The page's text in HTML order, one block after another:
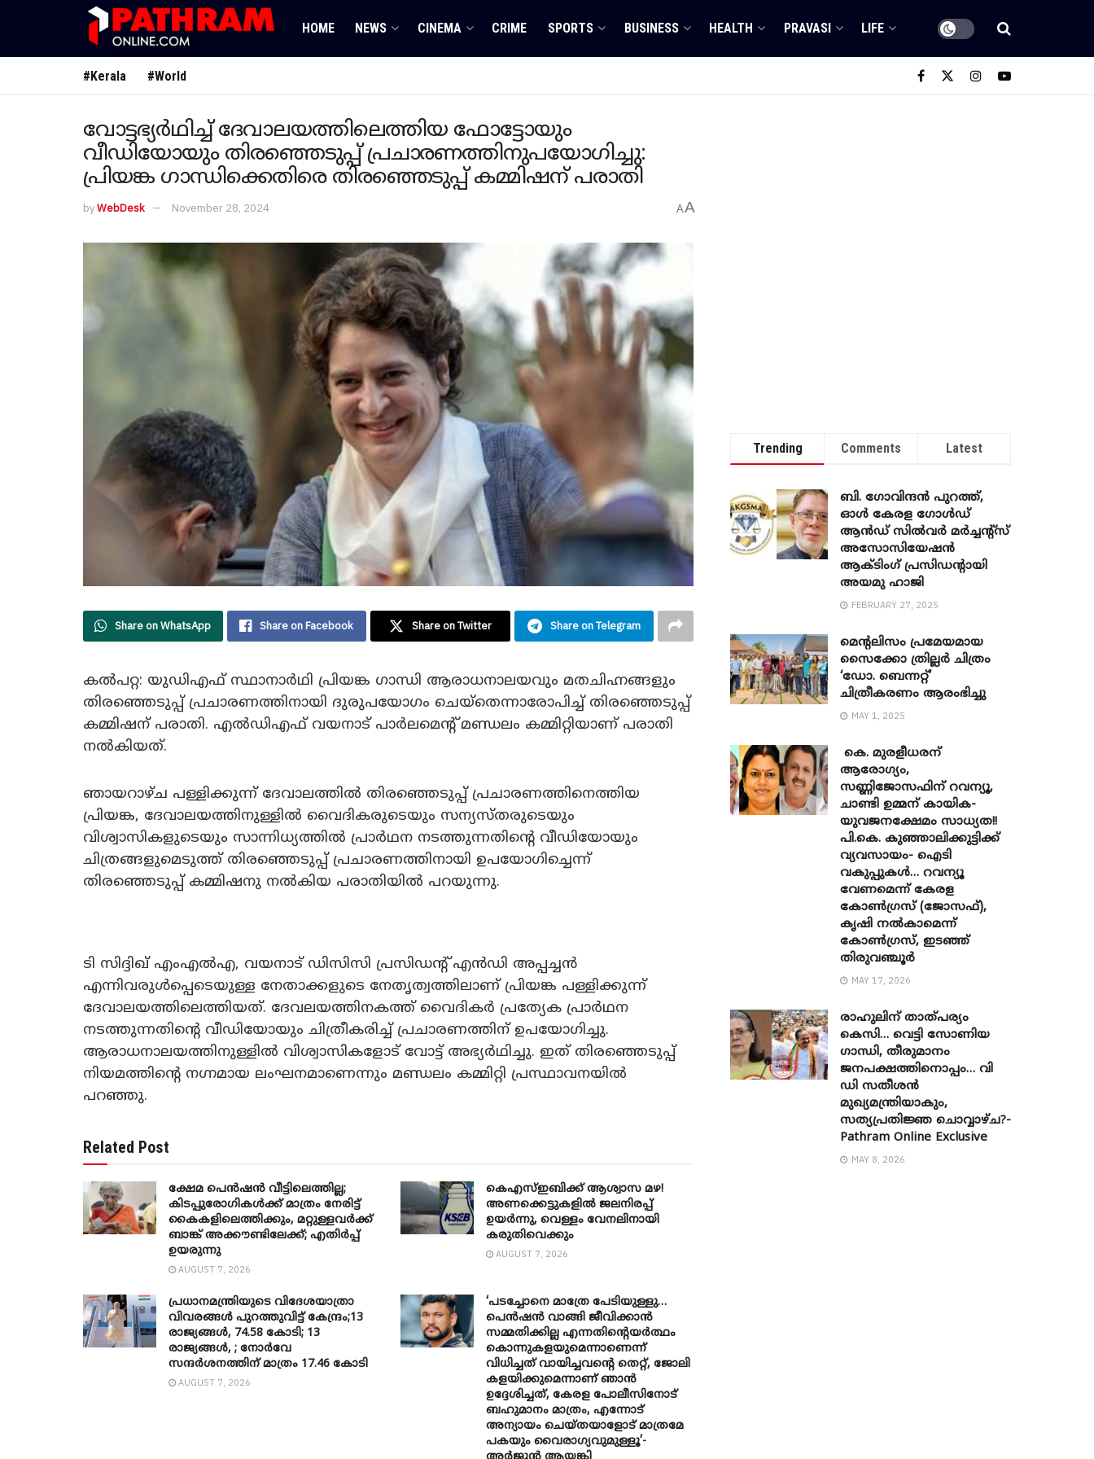
HOME NEWS CINEMA CRIME SPORTS BUSINESS HEALTH PRAVASI LIFE
#Kerala #World
വോട്ടഭ്യർഥിച്ച് ദേവാലയത്തിലെത്തിയ ഫോട്ടോയും
വീഡിയോയും തിരഞ്ഞെടുപ്പ് പ്രചാരണത്തിനുപയോ​ഗിച്ചു:
പ്രിയങ്ക ​ഗാന്ധിക്കെതിരെ തിരഞ്ഞെടുപ്പ് കമ്മിഷന് പരാതി
byWebDesk November 28, 2024 AA
Share on WhatsApp Share on Facebook Share on Twitter Share on Telegram
കൽപറ്റ: യുഡിഎഫ്‌ സ്ഥാനാർഥി പ്രിയങ്ക ഗാന്ധി ആരാധനാലയവും മതചിഹ്നങ്ങളും
തിരഞ്ഞെടുപ്പ്‌ പ്രചാരണത്തിനായി ദുരുപയോ​ഗം ചെയ്തെന്നാരോപിച്ച് തിരഞ്ഞെടുപ്പ്
കമ്മിഷന് പരാതി. എൽഡിഎഫ്‌ വയനാട്‌ പാർലമെന്റ്‌ മണ്ഡലം കമ്മിറ്റിയാണ് പരാതി
നൽകിയത്.
ഞായറാഴ്ച പള്ളിക്കുന്ന്‌ ദേവാലത്തിൽ തിരഞ്ഞെടുപ്പ്‌ പ്രചാരണത്തിനെത്തിയ
പ്രിയങ്ക, ദേവാലയത്തിനുള്ളിൽ വൈദികരുടെയും സന്യസ്‌തരുടെയും
വിശ്വാസികളുടെയും സാന്നിധ്യത്തിൽ പ്രാർഥന നടത്തുന്നതിന്റെ വീഡിയോയും
ചിത്രങ്ങളുമെടുത്ത്‌ തിരഞ്ഞെടുപ്പ്‌ പ്രചാരണത്തിനായി ഉപയോഗിച്ചെന്ന്
തിരഞ്ഞെടുപ്പ് കമ്മിഷനു നൽകിയ പരാതിയിൽ പറയുന്നു.
ടി സിദ്ദിഖ്‌ എംഎൽഎ, വയനാട്‌ ഡിസിസി പ്രസിഡന്റ്‌ എൻഡി അപ്പച്ചൻ
എന്നിവരുൾപ്പെടെയുള്ള നേതാക്കളുടെ നേതൃത്വത്തിലാണ് പ്രിയങ്ക പള്ളിക്കുന്ന്‌
ദേവാലയത്തിലെത്തിയത്‌. ദേവലയത്തിനകത്ത്‌ വൈദികർ പ്രത്യേക പ്രാർഥന
നടത്തുന്നതിന്റെ വീഡിയോയും ചിത്രീകരിച്ച്‌ പ്രചാരണത്തിന്‌ ഉപയോഗിച്ചു.
ആരാധനാലയത്തിനുള്ളിൽ വിശ്വാസികളോട്‌ വോട്ട്‌ അഭ്യർഥിച്ചു. ഇത് തിരഞ്ഞെടുപ്പ്
നിയമത്തിന്റെ നഗ്നമായ ലംഘനമാണെന്നും മണ്ഡലം കമ്മിറ്റി പ്രസ്ഥാവനയിൽ
പറഞ്ഞു.
Related Post
ക്ഷേമ പെൻഷൻ വീട്ടിലെത്തില്ല;
കിടപ്പുരോഗികൾക്ക് മാത്രം നേരിട്ട്
കൈകളിലെത്തിക്കും, മറ്റുള്ളവർക്ക്
ബാങ്ക് അക്കൗണ്ടിലേക്ക്; എതിർപ്പ്
ഉയരുന്നു
AUGUST 7, 2026
കെഎസ്ഇബിക്ക് ആശ്വാസ മഴ!
അണക്കെട്ടുകളിൽ ജലനിരപ്പ്
ഉയർന്നു, വെള്ളം വേനലിനായി
കരുതിവെക്കും
AUGUST 7, 2026
പ്രധാനമന്ത്രിയുടെ വിദേശയാത്രാ
വിവരങ്ങൾ പുറത്തുവിട്ട് കേന്ദ്രം;13
രാജ്യങ്ങൾ, 74.58 കോടി; 13
രാജ്യങ്ങൾ, ; നോർവേ
സന്ദർശനത്തിന് മാത്രം 17.46 കോടി
AUGUST 7, 2026
‘പടച്ചോനെ മാത്രേ പേടിയുള്ളു…
പെൻഷൻ വാങ്ങി ജീവിക്കാൻ
സമ്മതിക്കില്ല എന്നതിന്റെയർത്ഥം
കൊന്നുകളയുമെന്നാണെന്ന്
വിധിച്ചത് വായിച്ചവന്റെ തെറ്റ്, ജോലി
കളയിക്കുമെന്നാണ് ഞാൻ
ഉദ്ദേശിച്ചത്, കേരള പോലീസിനോട്
ബഹുമാനം മാത്രം, എന്നോട്
അന്യായം ചെയ്തയാളോട് മാത്രമേ
പകയും വൈരാഗ്യവുമുള്ളൂ’-
Trending Comments Latest
ബി. ​ഗോവിന്ദൻ പുറത്ത്,
ഓൾ കേരള ഗോൾഡ്
ആൻഡ് സിൽവർ മർച്ചന്റ്സ്
അസോസിയേഷൻ
ആക്ടിംഗ് പ്രസിഡന്റായി
അയമു ഹാജി
FEBRUARY 27, 2025
മെന്‍റലിസം പ്രമേയമായ
സൈക്കോ ത്രില്ലർ ചിത്രം
‘ഡോ. ബെന്നറ്റ്’
ചിത്രീകരണം ആരംഭിച്ചു
MAY 1, 2025
കെ. മുരളീധരന്
ആരോഗ്യം,
സണ്ണിജോസഫിന് റവന്യൂ,
ചാണ്ടി ഉമ്മന് കായിക-
യുവജനക്ഷേമം സാധ്യത!!
പി.കെ. കുഞ്ഞാലിക്കുട്ടിക്ക്
വ്യവസായം- ഐടി
വകുപ്പുകൾ… റവന്യൂ
വേണമെന്ന് കേരള
കോൺഗ്രസ് (ജോസഫ്),
കൃഷി നൽകാമെന്ന്
കോൺഗ്രസ്, ഇടഞ്ഞ്
തിരുവഞ്ചൂർ
MAY 17, 2026
രാഹുലിന് താത്പര്യം
കെസി… വെട്ടി സോണിയ ​
ഗാന്ധി, തീരുമാനം
ജനപക്ഷത്തിനൊപ്പം… വി
ഡി സതീശൻ
മുഖ്യമന്ത്രിയാകും,
സത്യപ്രതിജ്ഞ ചൊവ്വാഴ്ച?-
Pathram Online Exclusive
MAY 8, 2026